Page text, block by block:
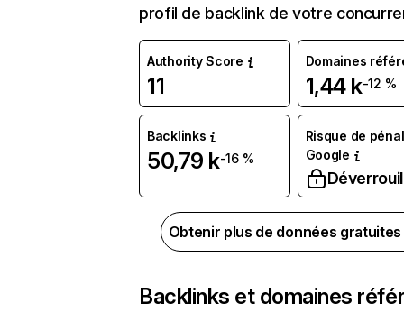
profil de backlink de votre
Authority Score
11
Domaines
1,44 k-12 %
Backlinks
50,79 k-16 %
Risque de
Google
Obtenir plus de données
Backlinks et domaines